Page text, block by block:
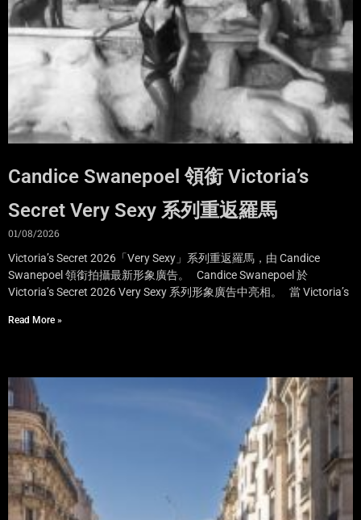
Candice Swanepoel 領銜 Victoria’s
Secret Very Sexy 系列重返羅馬
01/08/2026
Victoria’s Secret 2026「Very Sexy」系列重返羅馬，由 Candice
Swanepoel 領銜拍攝最新形象廣告。 Candice Swanepoel 於
Victoria’s Secret 2026 Very Sexy 系列形象廣告中亮相。 當 Victoria’s
Read More »